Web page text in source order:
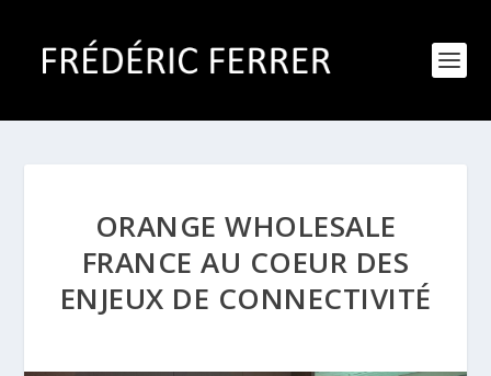
ORANGE WHOLESALE
FRANCE AU COEUR DES
ENJEUX DE CONNECTIVITÉ